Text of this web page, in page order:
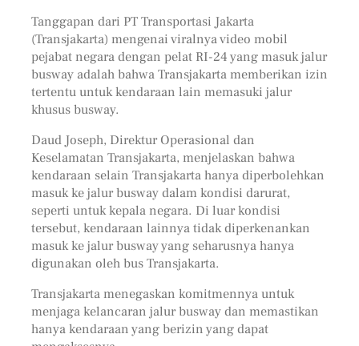
Tanggapan dari PT Transportasi Jakarta
(Transjakarta) mengenai viralnya video mobil
pejabat negara dengan pelat RI-24 yang masuk jalur
busway adalah bahwa Transjakarta memberikan izin
tertentu untuk kendaraan lain memasuki jalur
khusus busway.
Daud Joseph, Direktur Operasional dan
Keselamatan Transjakarta, menjelaskan bahwa
kendaraan selain Transjakarta hanya diperbolehkan
masuk ke jalur busway dalam kondisi darurat,
seperti untuk kepala negara. Di luar kondisi
tersebut, kendaraan lainnya tidak diperkenankan
masuk ke jalur busway yang seharusnya hanya
digunakan oleh bus Transjakarta.
Transjakarta menegaskan komitmennya untuk
menjaga kelancaran jalur busway dan memastikan
hanya kendaraan yang berizin yang dapat